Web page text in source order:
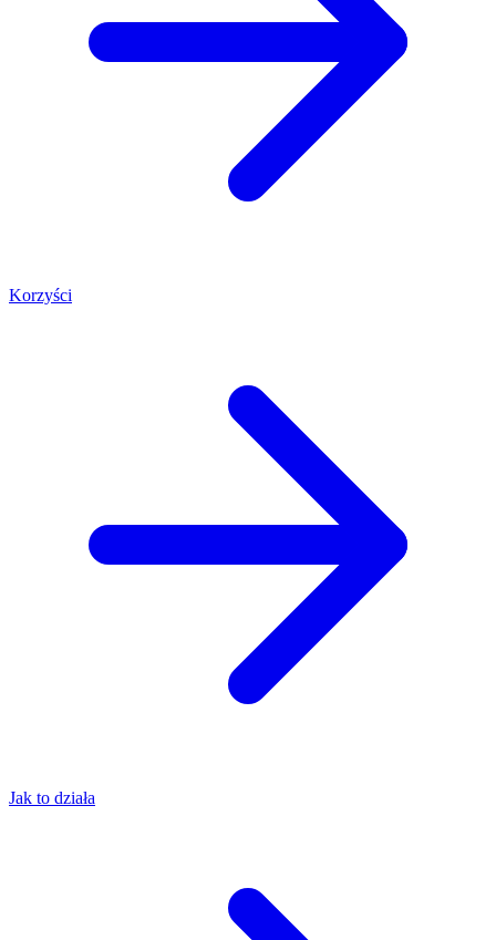
Korzyści
Jak to działa